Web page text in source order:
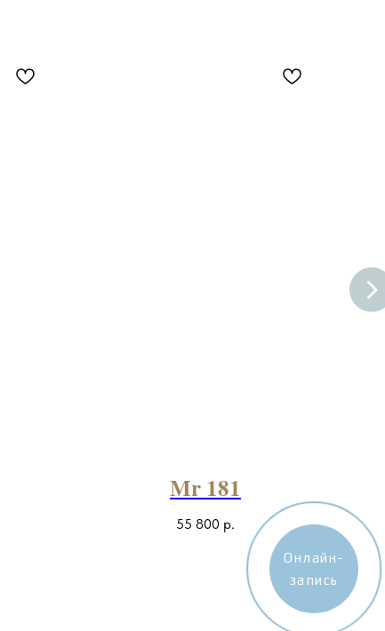
Mr 181
55 800 р.
Онлайн-
запись